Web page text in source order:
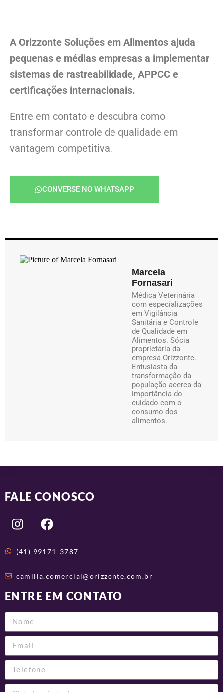
A Orizzonte Soluções em Alimentos ajuda
pequenas e médias empresas a implementar
sistemas de rastreabilidade, APPCC e
certificações internacionais.
Entre em contato e descubra como
transformar controle de qualidade em
vantagem competitiva.
CONVERSE NO WHATSAPP
Marcela
Fornasari
Médica Veterinária
com especializações
em Vigilância
Sanitária e Controle
de Qualidade em
Alimentos. Sócia
proprietária da
empresa Orizzonte.
Entusiasta da
transformação da
população acerca da
importância do
cuidado com o
consumo dos
alimentos.
FALE CONOSCO
(41) 99171-3787
camilla.comercial@orizzonte.com.br
ENTRE EM CONTATO